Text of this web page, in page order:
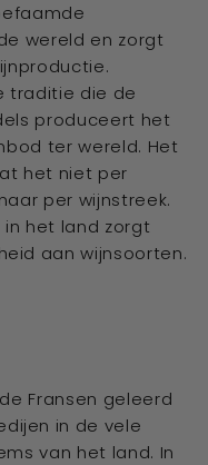
wereld en zorgt
traditie die de
produceert het
ter wereld. Het
het niet per
per wijnstreek.
het land zorgt
aan wijnsoorten.
Fransen geleerd
in de vele
van het land. In